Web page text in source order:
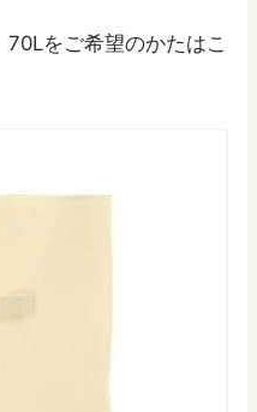
をご希望のかたはこ